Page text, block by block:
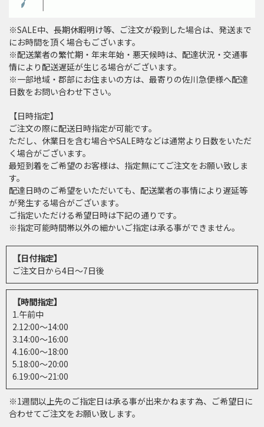
※SALE中、長期休暇明け等、ご注文が殺到した場合は、発送まで
にお時間を頂く場合もございます。
※配送業者の繁忙期・年末年始・悪天候時は、配達状況・交通事
情により配送遅延が生じる場合がございます。
※一部地域・郡部にお住まいの方は、最寄りの佐川急便様へ配達
日数をお問い合わせ下さい。
【日時指定】
ご注文の際に配送日時指定が可能です。
ただし、休業日を含む場合やSALE時などは通常より日数をいただ
く場合がございます。
最短到着をご希望のお客様は、指定無にてご注文をお願い致しま
す。
配達日時のご希望をいただいても、配送業者の事情により遅延等
が発生する場合がございます。
ご指定いただける希望日時は下記の通りです。
※指定可能時間帯以外の細かいご指定は承る事ができません。
【日付指定】
ご注文日から4日～7日後
【時間指定】
1.午前中
2.12:00～14:00
3.14:00～16:00
4.16:00～18:00
5.18:00～20:00
6.19:00～21:00
※1週間以上先のご指定日は承る事が出来かねます為、ご希望日に
合わせてご注文をお願い致します。